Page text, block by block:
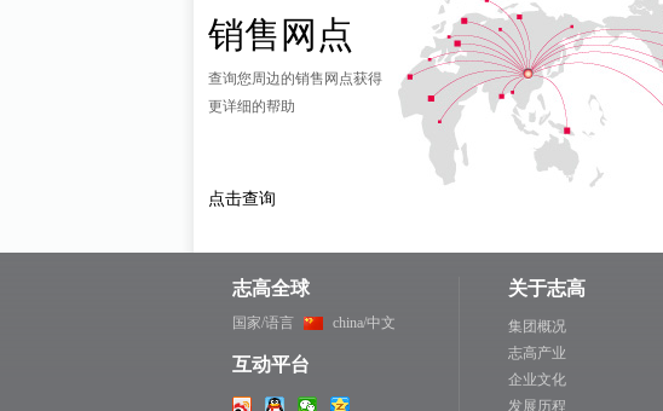
销售网点
查询您周边的销售网点获得
更详细的帮助
点击查询
志高全球
国家/语言 china/中文
互动平台
关于志高
集团概况
志高产业
企业文化
发展历程